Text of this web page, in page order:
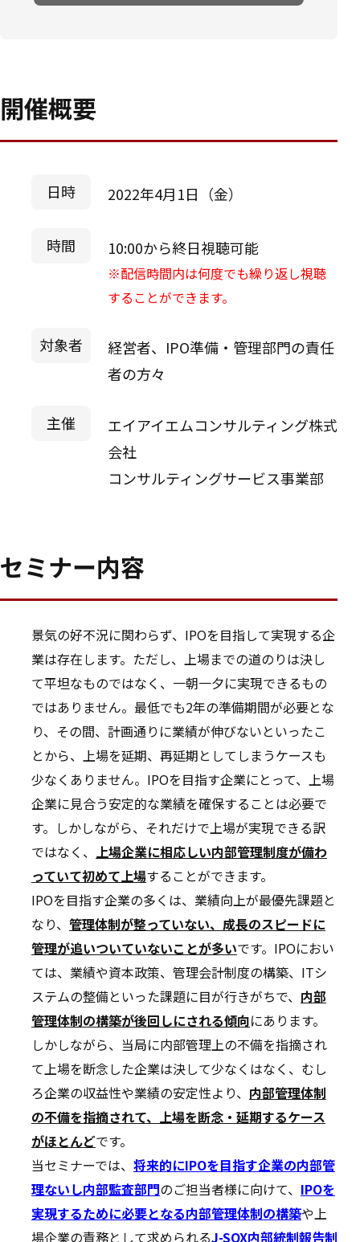
開催概要
日時 2022年4月1日（金）
時間 10:00から終日視聴可能
※配信時間内は何度でも繰り返し視聴
することができます。
対象者
経営者、IPO準備・管理部門の責任
者の方々
主催
エイアイエムコンサルティング株式
会社
コンサルティングサービス事業部
セミナー内容
景気の好不況に関わらず、IPOを目指して実現する企
業は存在します。ただし、上場までの道のりは決し
て平坦なものではなく、一朝一夕に実現できるもの
ではありません。最低でも2年の準備期間が必要とな
り、その間、計画通りに業績が伸びないといったこ
とから、上場を延期、再延期としてしまうケースも
少なくありません。IPOを目指す企業にとって、上場
企業に見合う安定的な業績を確保することは必要で
す。しかしながら、それだけで上場が実現できる訳
ではなく、
上場企業に相応しい内部管理制度が備わ
っていて初めて上場することができます。
IPOを目指す企業の多くは、業績向上が最優先課題と
なり、 管理体制が整っていない、成長のスピードに
管理が追いついていないことが多いです。IPOにおい
ては、業績や資本政策、管理会計制度の構築、ITシ
ステムの整備といった課題に目が行きがちで、 内部
管理体制の構築が後回しにされる傾向にあります。
しかしながら、当局に内部管理上の不備を指摘され
て上場を断念した企業は決して少なくはなく、むし
ろ企業の収益性や業績の安定性より、 内部管理体制
の不備を指摘されて、上場を断念・延期するケース
がほとんどです。
当セミナーでは、 将来的にIPOを目指す企業の内部管
理ないし内部監査部門のご担当者様に向けて、 IPOを
実現するために必要となる内部管理体制の構築や上
場企業の責務として求められるJ-SOX内部統制報告制